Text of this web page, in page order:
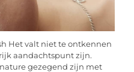
Het valt niet te ontkennen
aandachtspunt zijn.
gezegend zijn met